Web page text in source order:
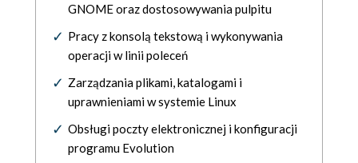
GNOME oraz dostosowywania pulpitu
Pracy z konsolą tekstową i wykonywania
operacji w linii poleceń
Zarządzania plikami, katalogami i
uprawnieniami w systemie Linux
Obsługi poczty elektronicznej i konfiguracji
programu Evolution